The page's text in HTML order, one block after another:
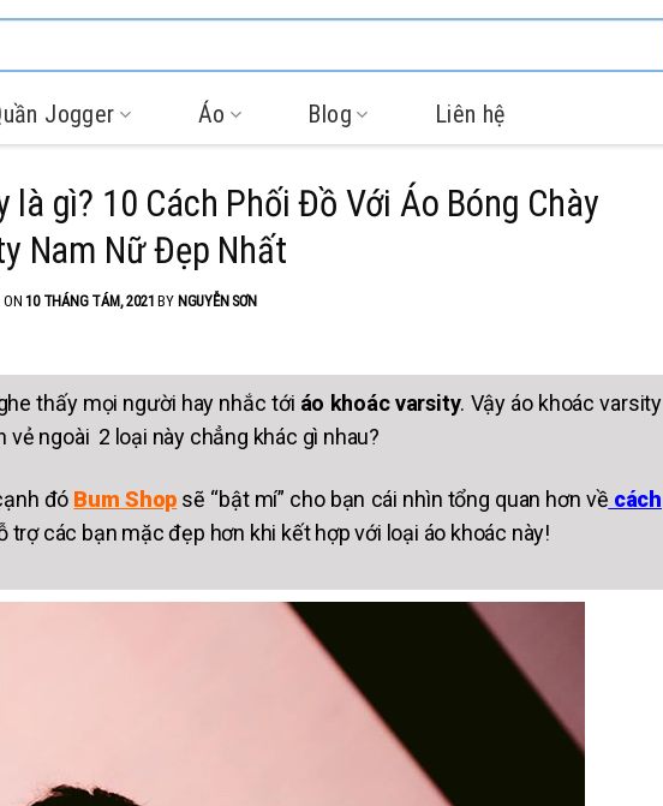
Jogger Áo Blog Liên hệ
là gì? 10 Cách Phối Đồ Với Áo Bóng Chày
Nam Nữ Đẹp Nhất
ON10 THÁNG TÁM, 2021 BY NGUYỄN SƠN
thấy mọi người hay nhắc tới áo khoác varsity. Vậy áo khoác varsity
vẻ ngoài 2 loại này chẳng khác gì nhau?
đó Bum Shop sẽ “bật mí” cho bạn cái nhìn tổng quan hơn về cách
trợ các bạn mặc đẹp hơn khi kết hợp với loại áo khoác này!